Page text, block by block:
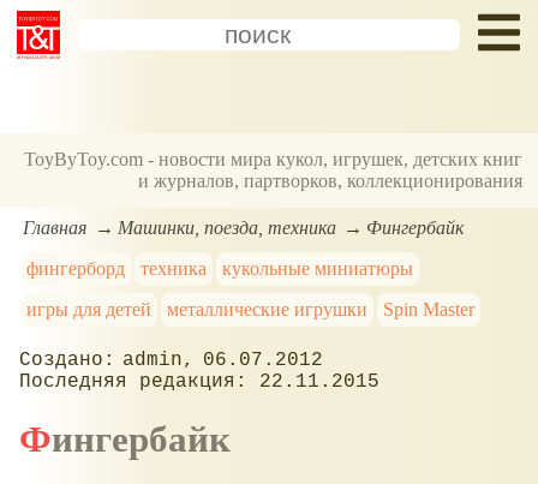
ToyByToy.com - новости мира кукол, игрушек, детских книг
и журналов, партворков, коллекционирования
Главная Машинки, поезда, техника
Фингербайк
фингерборд
техника
кукольные миниатюры
игры для детей
металлические игрушки Spin Master
admin
06.07.2012
22.11.2015
Фингербайк